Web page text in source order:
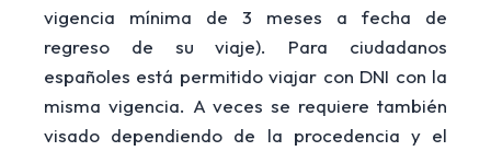
vigencia mínima de 3 meses a fecha de
regreso de su viaje). Para ciudadanos
españoles está permitido viajar con DNI con la
misma vigencia. A veces se requiere también
visado dependiendo de la procedencia y el